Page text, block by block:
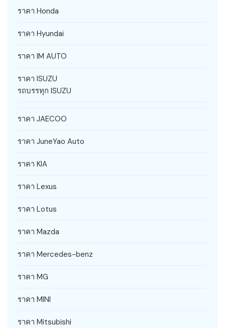
ราคา Honda
ราคา Hyundai
ราคา IM AUTO
ราคา ISUZU
รถบรรทุก ISUZU
ราคา JAECOO
ราคา JuneYao Auto
ราคา KIA
ราคา Lexus
ราคา Lotus
ราคา Mazda
ราคา Mercedes-benz
ราคา MG
ราคา MINI
ราคา Mitsubishi